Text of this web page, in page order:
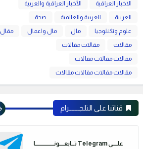
الاخبار العراقية
الأخبار العراقية والعربية
العربية
العربية والعالمية
صحة
علوم وتكنلوجيا
مال مال واعمال
مقال
مقالات
مقالات مقالات
مقالات مقالات مقالات
مقالات مقالات مقالات مقالات
قناتنا على التلجـــــــرام
علـــــى Telegram تـــابعـــــونـــــــــــــــــــا